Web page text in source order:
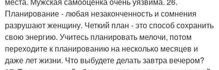
Планирование - любая незаконченность и сомнения
разрушают женщину. Четкий план - это способ сохранить
свою энергию. Учитесь планировать мелочи, потом
переходите к планированию на несколько месяцев и
даже лет жизни. Что выбудете делать завтра вечером?